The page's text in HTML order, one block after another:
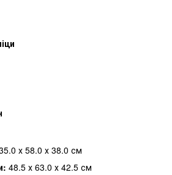
х 58.0 х 38.0 см
48.5 х 63.0 х 42.5 см